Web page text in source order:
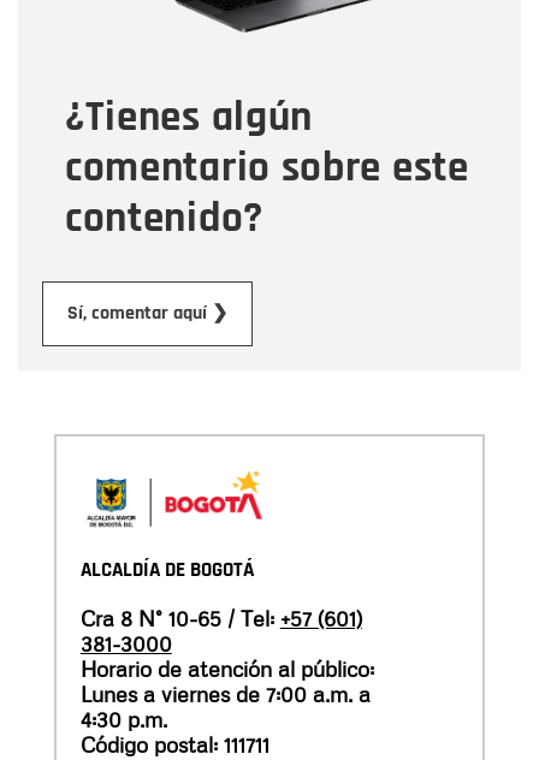
¿Tienes algún
comentario sobre este
contenido?
Sí, comentar aquí ❯
Tipo de comentario
Mensaje
ALCALDÍA DE BOGOTÁ
Cra 8 N° 10-65 / Tel: +57 (601)
381-3000
Horario de atención al público:
Lunes a viernes de 7:00 a.m. a
4:30 p.m.
Código postal: 111711